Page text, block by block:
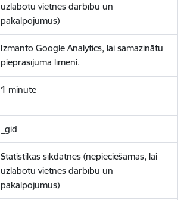
uzlabotu vietnes darbību un
pakalpojumus)
Izmanto Google Analytics, lai samazinātu
pieprasījuma līmeni.
1 minūte
_gid
Statistikas sīkdatnes (nepieciešamas, lai
uzlabotu vietnes darbību un
pakalpojumus)